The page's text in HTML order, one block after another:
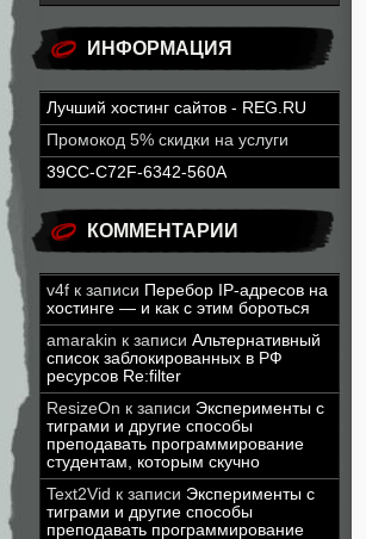
ИНФОРМАЦИЯ
Лучший хостинг сайтов - REG.RU
Промокод 5% скидки на услуги
39CC-C72F-6342-560A
КОММЕНТАРИИ
v4f к записи Перебор IP-адресов на
хостинге — и как с этим бороться
amarakin к записи Альтернативный
список заблокированных в РФ
ресурсов Re:filter
ResizeOn к записи Эксперименты с
тиграми и другие способы
преподавать программирование
студентам, которым скучно
Text2Vid к записи Эксперименты с
тиграми и другие способы
преподавать программирование